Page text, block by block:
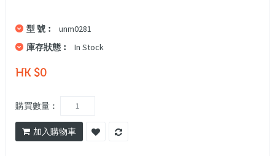
型 號︰
unm0281
庫存狀態︰
In Stock
HK $0
購買數量︰
加入購物車